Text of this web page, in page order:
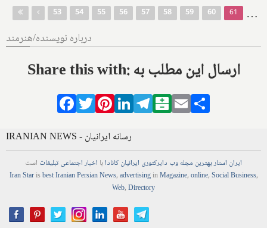
Pages …
53 54 55 56 57 58 59 60 61
درباره نویسنده/هنرمند
Share this with: ارسال این مطلب به
Facebook
TwitterPinterestLinkedIn
Telegram
Balatarin
Email
IRANIAN NEWS - رسانه ایرانیان
ایران استاربهترین مجلهوب دایرکتوری ایرانیان کانادابا اخباراجتماعیتبلیغات است
Iran Starisbest Iranian PersianNews,advertisinginMagazine,online,Social Business,
Web,Directory